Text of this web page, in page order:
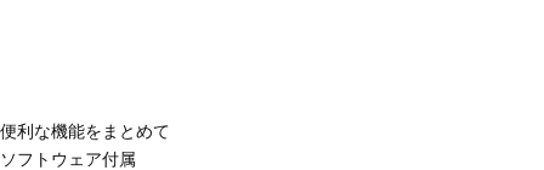
便利な機能をまとめて
ソフトウェア付属